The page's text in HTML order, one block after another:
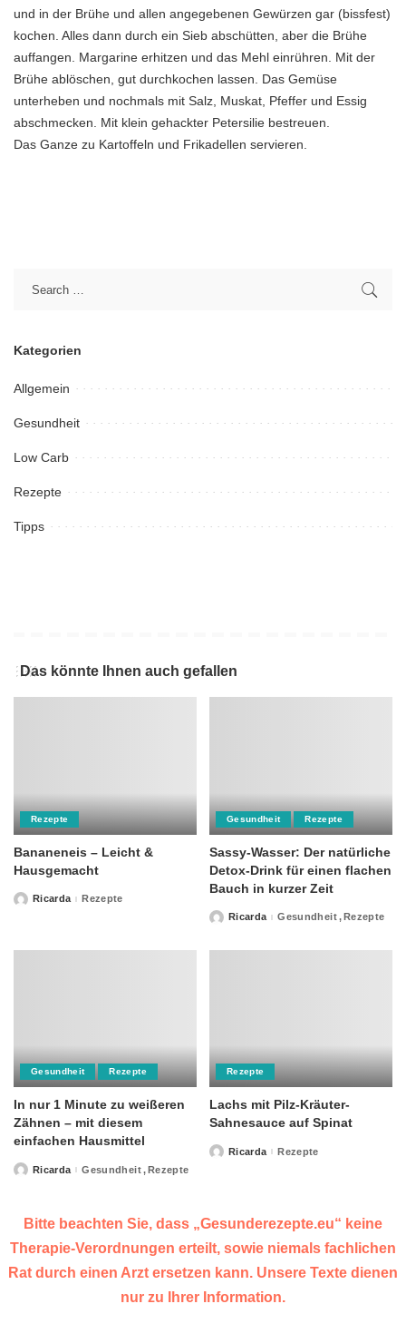
und in der Brühe und allen angegebenen Gewürzen gar (bissfest)
kochen. Alles dann durch ein Sieb abschütten, aber die Brühe
auffangen. Margarine erhitzen und das Mehl einrühren. Mit der
Brühe ablöschen, gut durchkochen lassen. Das Gemüse
unterheben und nochmals mit Salz, Muskat, Pfeffer und Essig
abschmecken. Mit klein gehackter Petersilie bestreuen.
Das Ganze zu Kartoffeln und Frikadellen servieren.
Kategorien
Allgemein
Gesundheit
Low Carb
Rezepte
Tipps
Das könnte Ihnen auch gefallen
Rezepte
Bananeneis – Leicht &
Hausgemacht
PostedRicarda Rezepte
Gesundheit Rezepte
Sassy-Wasser: Der natürliche
Detox-Drink für einen flachen
Bauch in kurzer Zeit
PostedRicarda Gesundheit Rezepte
Gesundheit Rezepte
In nur 1 Minute zu weißeren
Zähnen – mit diesem
einfachen Hausmittel
PostedRicarda Gesundheit Rezepte
Rezepte
Lachs mit Pilz-Kräuter-
Sahnesauce auf Spinat
PostedRicarda Rezepte
Bitte beachten Sie, dass „Gesunderezepte.eu“ keine
Therapie-Verordnungen erteilt, sowie niemals fachlichen
Rat durch einen Arzt ersetzen kann. Unsere Texte dienen
nur zu Ihrer Information.